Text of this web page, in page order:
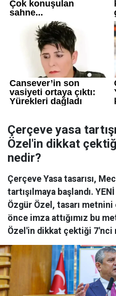
Çerçeve yasa
Özel'in dikkat
nedir?
Çerçeve Yasa tasarısı,
tartışılmaya başlandı.
Özgür Özel, tasarı
önce imza attığımız bu
Özel'in dikkat çektiği 7'nci